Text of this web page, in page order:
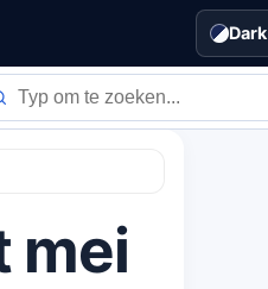
Dark
mei